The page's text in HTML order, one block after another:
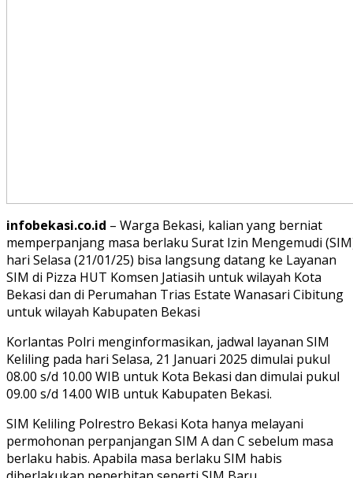
infobekasi.co.id – Warga Bekasi, kalian yang berniat
memperpanjang masa berlaku Surat Izin Mengemudi
hari Selasa (21/01/25) bisa langsung datang ke Layanan
SIM di Pizza HUT Komsen Jatiasih untuk wilayah Kota
Bekasi dan di Perumahan Trias Estate Wanasari Cibitung
untuk wilayah Kabupaten Bekasi
Korlantas Polri menginformasikan, jadwal layanan SIM
Keliling pada hari Selasa, 21 Januari 2025 dimulai pukul
08.00 s/d 10.00 WIB untuk Kota Bekasi dan dimulai pukul
09.00 s/d 14.00 WIB untuk Kabupaten Bekasi.
SIM Keliling Polrestro Bekasi Kota hanya melayani
permohonan perpanjangan SIM A dan C sebelum masa
berlaku habis. Apabila masa berlaku SIM habis